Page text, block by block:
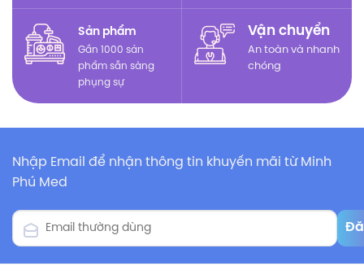
Sản phẩm
Gần 1000 sản
phẩm sẵn sàng
phụng sự
Vận chuyển
An toàn và nhanh
chóng
Nhập Email để nhận thông tin khuyến mãi từ Minh
Phú Med